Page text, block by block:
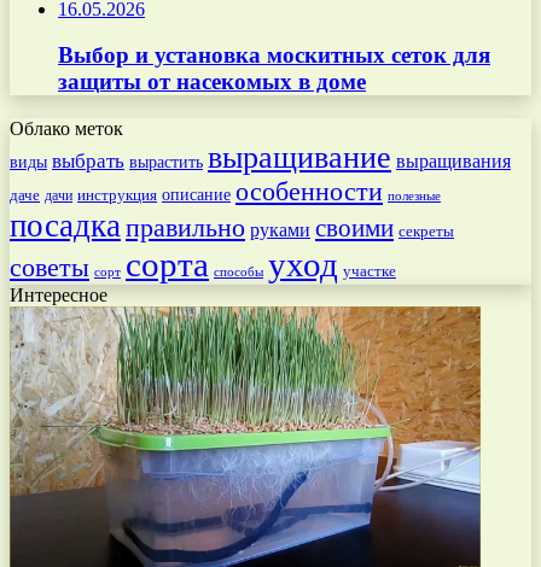
16.05.2026
Выбор и установка москитных сеток для
защиты от насекомых в доме
Облако меток
виды выбрать вырастить выращивание выращивания
даче дачи инструкция описание особенности полезные
посадкаправильно руками своими секреты
советы сорт сорта способы уход участке
Интересное